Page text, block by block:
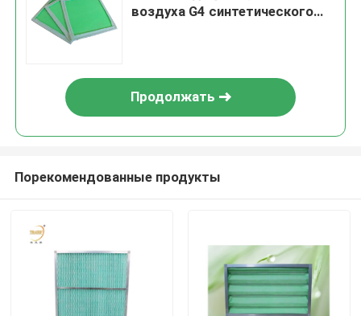
воздуха G4 синтетического
Продолжать
Порекомендованные продукты